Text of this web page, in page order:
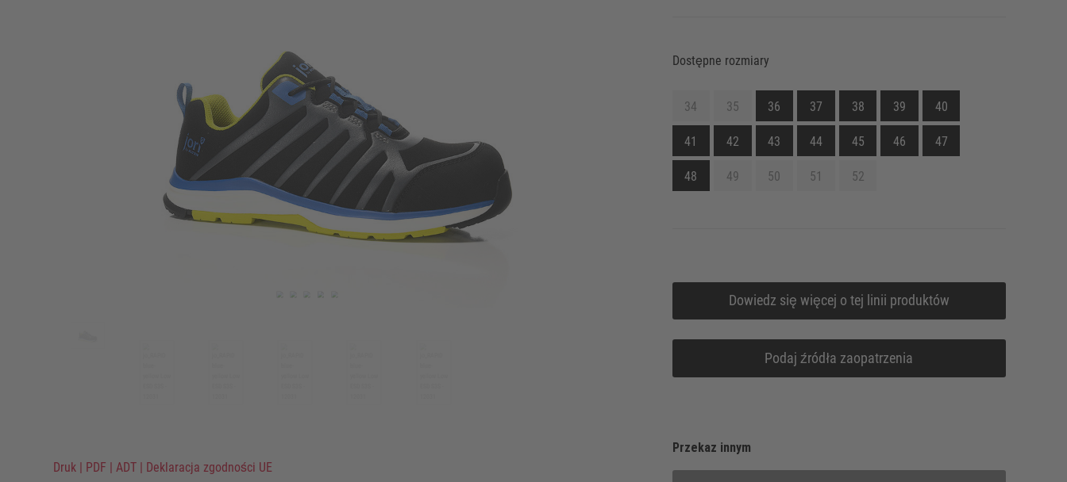
Druk | PDF | ADT | Deklaracja zgodności UE
Dostępne rozmiary
34 35 36 37 38 39 40
41 42 43 44 45 46 47
48 49 50 51 52
Dowiedz się więcej o tej linii produktów
Podaj źródła zaopatrzenia
Przekaz innym